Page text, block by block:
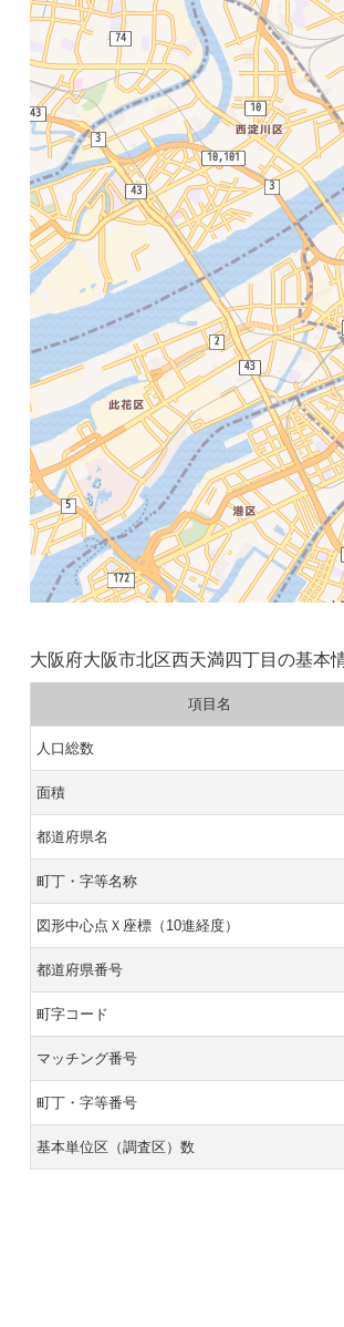
大阪府大阪市北区西天満四丁目の基本
項目名
人口総数
面積
都道府県名
町丁・字等名称
図形中心点Ｘ座標（10進経度）
都道府県番号
町字コード
マッチング番号
町丁・字等番号
基本単位区（調査区）数